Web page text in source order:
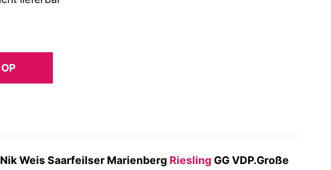
Nik Weis Saarfeilser Marienberg Riesling GG VDP.Große